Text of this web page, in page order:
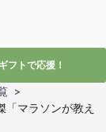
ギフトで応援！
「マラソンが教え